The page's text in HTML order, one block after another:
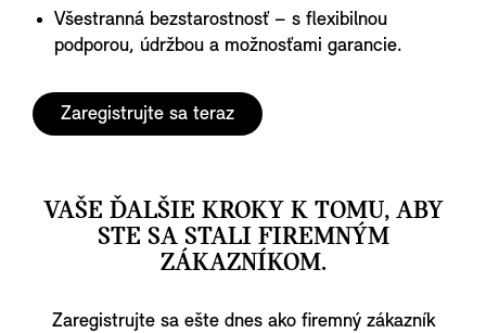
Všestranná bezstarostnosť – s flexibilnou
podporou, údržbou a možnosťami garancie.
Zaregistrujte sa teraz
VAŠE ĎALŠIE KROKY K TOMU, ABY
STE SA STALI FIREMNÝM
ZÁKAZNÍKOM.
Zaregistrujte sa ešte dnes ako firemný zákazník